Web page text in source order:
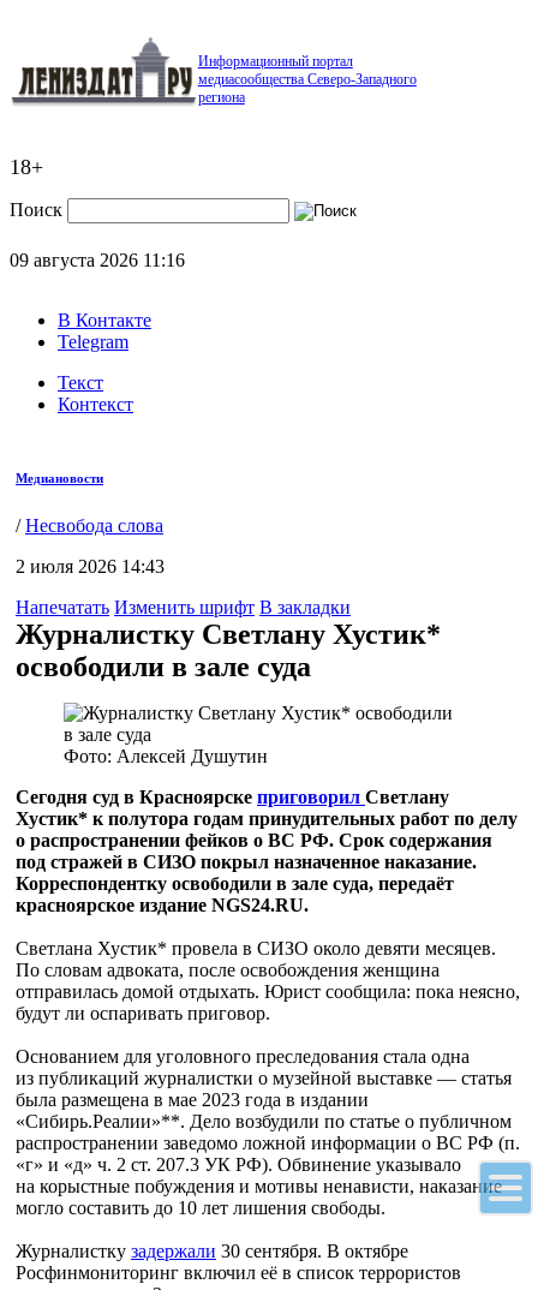
Информационный портал
медиасообщества Северо-Западного
региона
18+
Поиск
09 августа 2026 11:16
В Контакте
Telegram
Текст
Контекст
Медиановости
/Несвобода слова
2 июля 2026 14:43
Напечатать Изменить шрифт В закладки
Журналистку Светлану Хустик*
освободили в зале суда
Фото: Алексей Душутин
Сегодня суд в Красноярске приговорил Светлану
Хустик* к полутора годам принудительных работ по делу
о распространении фейков о ВС РФ. Срок содержания
под стражей в СИЗО покрыл назначенное наказание.
Корреспондентку освободили в зале суда, передаёт
красноярское издание NGS24.RU.
Светлана Хустик* провела в СИЗО около девяти месяцев.
По словам адвоката, после освобождения женщина
отправилась домой отдыхать. Юрист сообщила: пока неясно,
будут ли оспаривать приговор.
Основанием для уголовного преследования стала одна
из публикаций журналистки о музейной выставке — статья
была размещена в мае 2023 года в издании
«Сибирь.Реалии»**. Дело возбудили по статье о публичном
распространении заведомо ложной информации о ВС РФ (п.
«г» и «д» ч. 2 ст. 207.3 УК РФ). Обвинение указывало
на корыстные побуждения и мотивы ненависти, наказание
могло составить до 10 лет лишения свободы.
Журналистку задержали 30 сентября. В октябре
Росфинмониторинг включил её в список террористов